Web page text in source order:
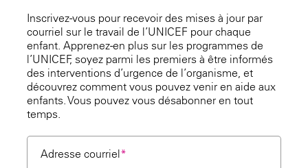
Inscrivez-vous pour recevoir des mises à jour par
courriel sur le travail de l’UNICEF pour chaque
enfant. Apprenez-en plus sur les programmes de
l’UNICEF, soyez parmi les premiers à être informés
des interventions d’urgence de l’organisme, et
découvrez comment vous pouvez venir en aide aux
enfants. Vous pouvez vous désabonner en tout
temps.
Adresse courriel*